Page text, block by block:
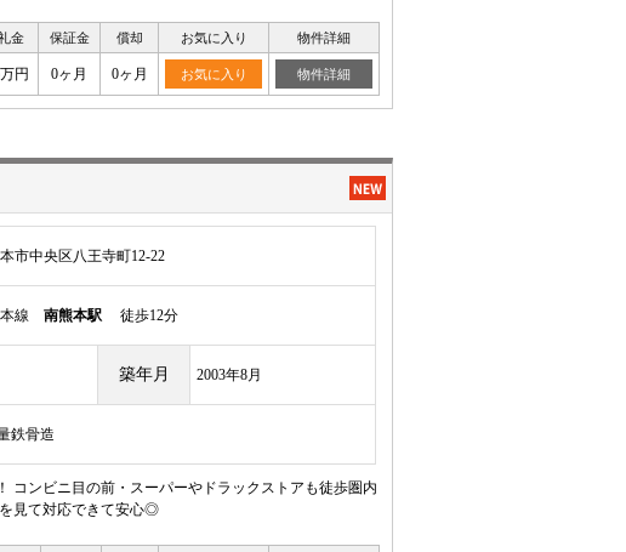
金 保証金 償却 お気に入り 物件詳細
円 0ヶ月 0ヶ月 お気に入り 物件詳細
市中央区八王寺町12-22
本線 南熊本駅 徒歩12分
築年月 2003年8月
鉄骨造
ンビニ目の前・スーパーやドラックストアも徒歩圏内
見て対応できて安心◎